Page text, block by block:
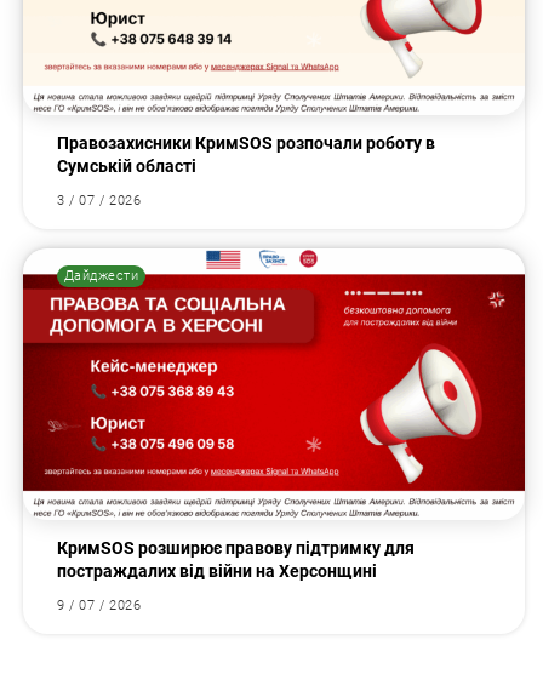
Правозахисники КримSOS розпочали роботу в
Сумській області
3 / 07 / 2026
Дайджести
КримSOS розширює правову підтримку для
постраждалих від війни на Херсонщині
9 / 07 / 2026